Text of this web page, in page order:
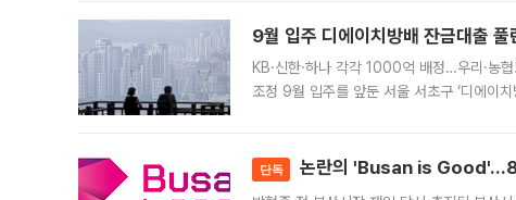
9월 입주 디에이치방배 잔금대출
KB·신한·하나 각각 1000억 배정…우리·농
조정 9월 입주를 앞둔 서울 서초구 ‘디에이
단독 논란의 'Busan is Good'…8